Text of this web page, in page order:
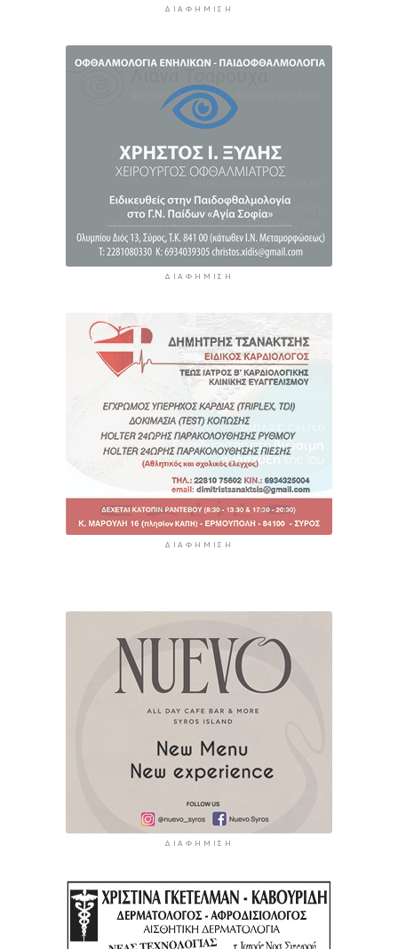
πάλι σε ισχύ τη Συμφωνία Σένγκεν εντός της
«Στάχτη» 272.860 στρέμματα αυτό το
13 ώρες 43 λεπτά πρίν
ΔΙΑΦΉΜΙΣΗ
ΔΙΑΦΉΜΙΣΗ
ΔΙΑΦΉΜΙΣΗ
ΔΙΑΦΉΜΙΣΗ